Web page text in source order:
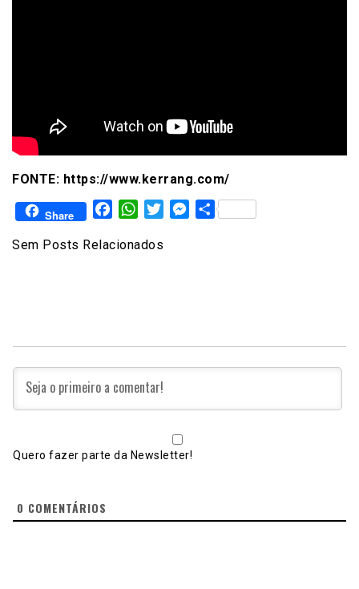
FONTE: https://www.kerrang.com/
Share FacebookWhatsAppTwitterMessenger
Share
Sem Posts Relacionados
Quero fazer parte da Newsletter!
0 COMENTÁRIOS